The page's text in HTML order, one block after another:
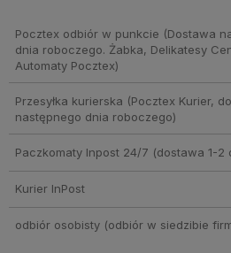
Pocztex odbiór w punkcie (Dostawa
dnia roboczego. Żabka, Delikatesy
Automaty Pocztex)
Przesyłka kurierska (Pocztex Kurier,
następnego dnia roboczego)
Paczkomaty Inpost 24/7 (dostawa 1-2
Kurier InPost
odbiór osobisty(odbiór w siedzibie